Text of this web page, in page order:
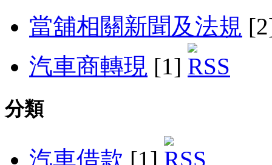
當舖相關新聞及法規
汽車商轉現 [1]
分類
汽車借款 [1]